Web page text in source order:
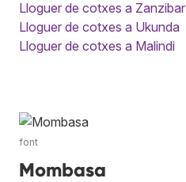
Lloguer de cotxes a Zanzibar
Lloguer de cotxes a Ukunda
Lloguer de cotxes a Malindi
font
Mombasa